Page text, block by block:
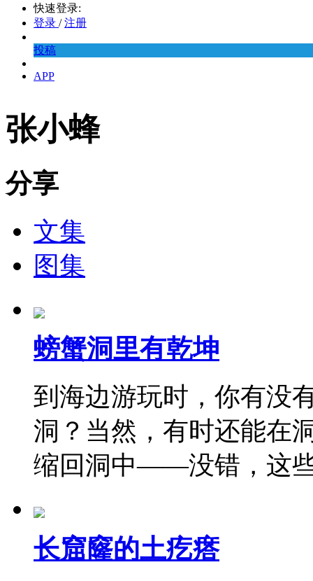
快速登录:
登录 / 注册
投稿
APP
张小蜂
分享
文集
图集
螃蟹洞里有乾坤
到海边游玩时，你有没
洞？当然，有时还能在
缩回洞中——没错，这
长窟窿的土疙瘩